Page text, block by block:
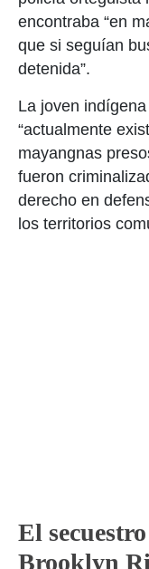
encontraba “en
que si seguían
detenida”.
La joven
“actualmente
mayangnas
fueron
derecho en
los territorios
El
Brooklyn